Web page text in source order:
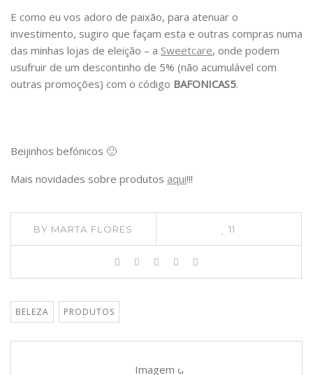
E como eu vos adoro de paixão, para atenuar o
investimento, sugiro que façam esta e outras compras numa
das minhas lojas de eleição – a Sweetcare, onde podem
usufruir de um descontinho de 5% (não acumulável com
outras promoções) com o código BAFONICAS5.
Beijinhos befónicos 🙂
Mais novidades sobre produtos aqui!!!
BY MARTA FLORES 11
BELEZA PRODUTOS